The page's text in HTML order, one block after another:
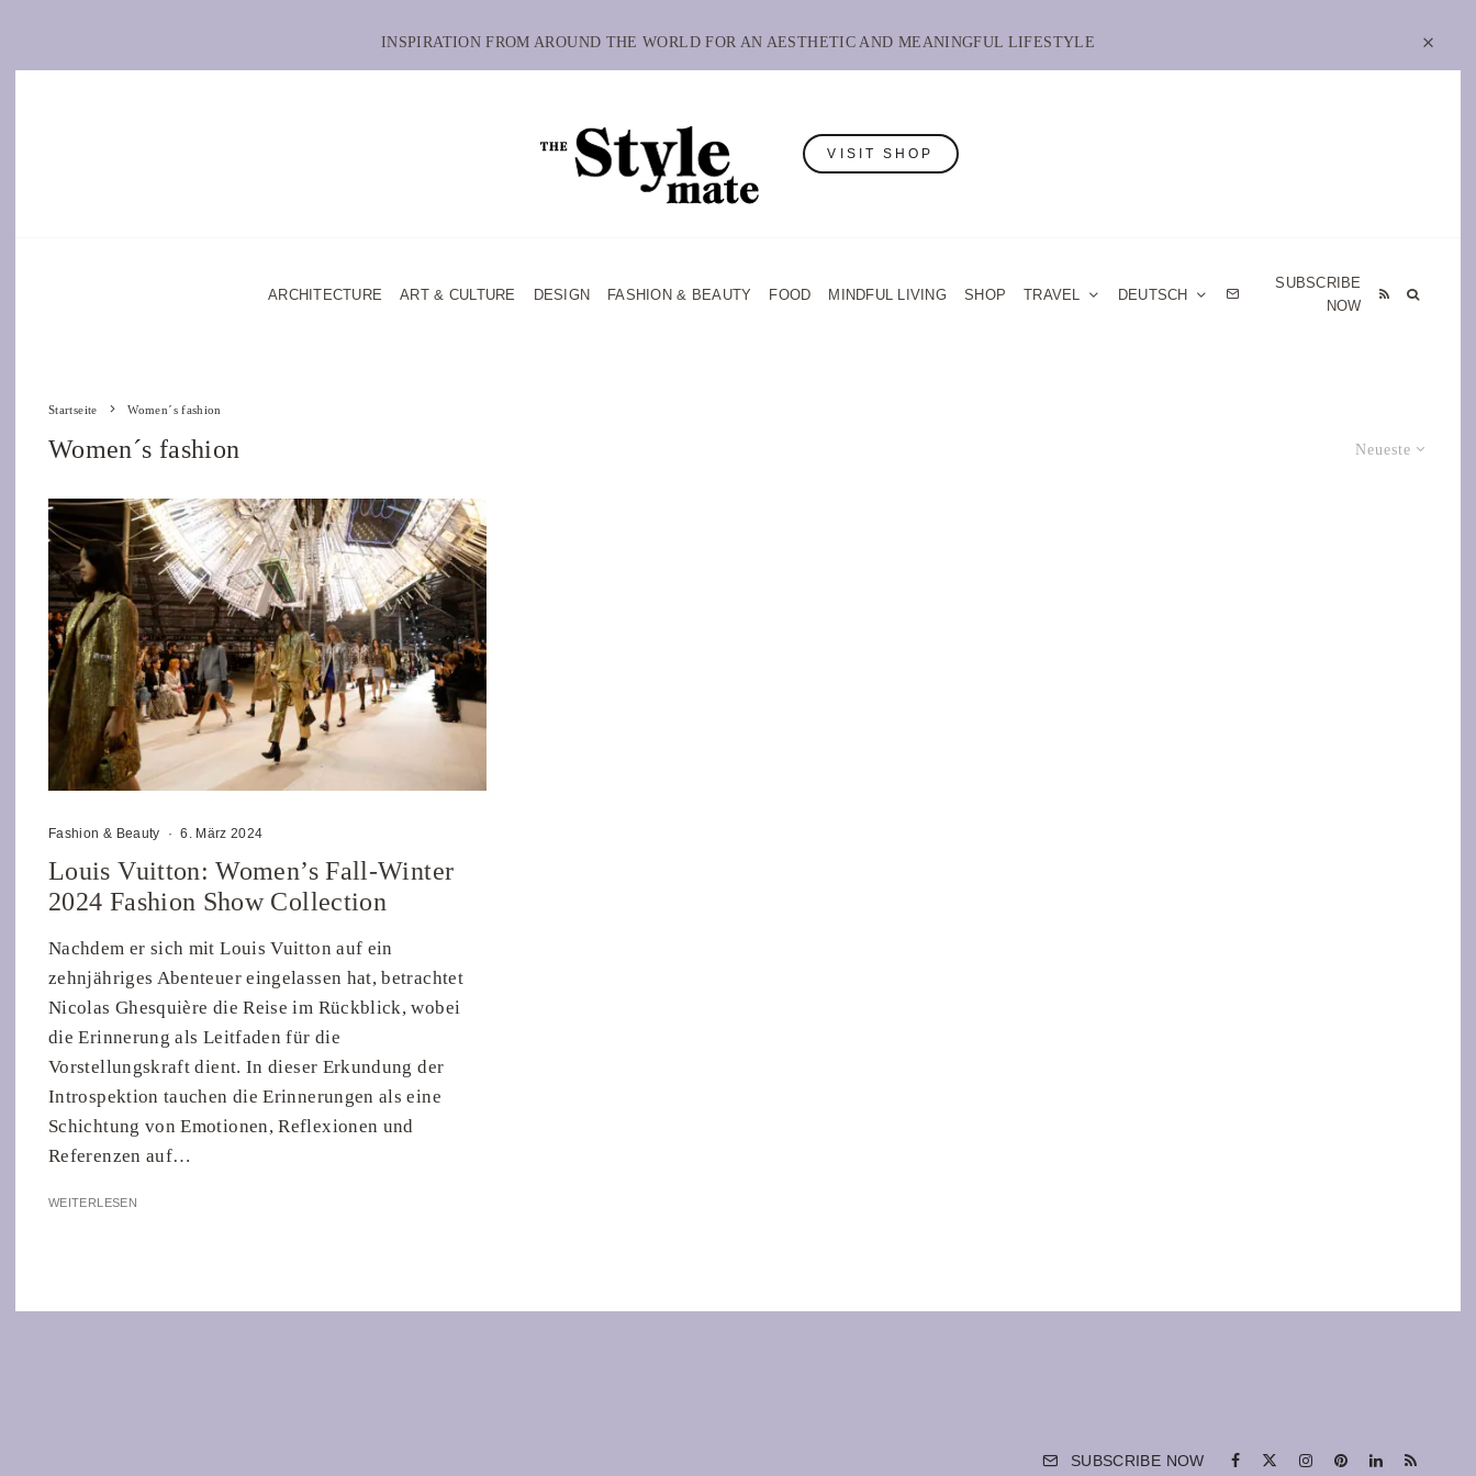
INSPIRATION FROM AROUND THE WORLD FOR AN AESTHETIC AND MEANINGFUL LIFESTYLE
VISIT SHOP
ARCHITECTURE ART & CULTURE DESIGN FASHION & BEAUTY FOOD MINDFUL LIVING SHOP TRAVEL DEUTSCH
SUBSCRIBE
NOW
Startseite Women´s fashion
Neueste
Women´s fashion
Fashion & Beauty · 6. März 2024
Louis Vuitton: Women’s Fall-Winter
2024 Fashion Show Collection
Nachdem er sich mit Louis Vuitton auf ein
zehnjähriges Abenteuer eingelassen hat, betrachtet
Nicolas Ghesquière die Reise im Rückblick, wobei
die Erinnerung als Leitfaden für die
Vorstellungskraft dient. In dieser Erkundung der
Introspektion tauchen die Erinnerungen als eine
Schichtung von Emotionen, Reflexionen und
Referenzen auf…
WEITERLESEN
SUBSCRIBE NOW